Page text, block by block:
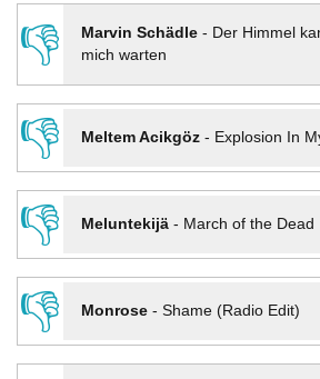
👎 Marvin Schädle- Der Himmel
mich warten
👎
Meltem Acikgöz- Explosion In
👎
Meluntekijä- March of the Dead
👎
Monrose- Shame (Radio Edit)